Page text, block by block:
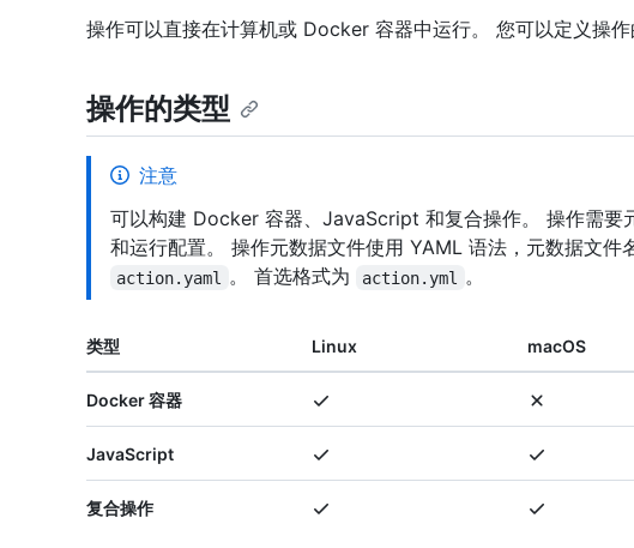
操作可以直接在计算机或 Docker 容器中运行。 您可以定义操作
操作的类型
注意
可以构建 Docker 容器、JavaScript 和复合操作。 操作需要
和运行配置。 操作元数据文件使用 YAML 语法，元数据文件
action.yaml 。 首选格式为 action.yml 。
类型 Linux macOS
Docker 容器
JavaScript
复合操作